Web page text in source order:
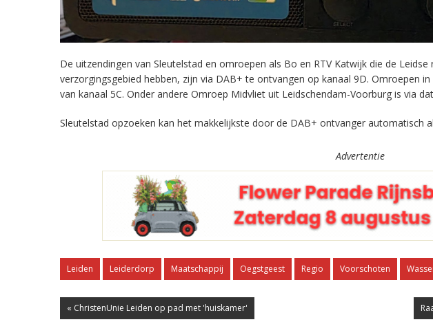
De uitzendingen van Sleutelstad en omroepen als Bo en RTV Katwijk die de
verzorgingsgebied hebben, zijn via DAB+ te ontvangen op kanaal 9D. Omroepen
van kanaal 5C. Onder andere Omroep Midvliet uit Leidschendam-Voorburg is via
Sleutelstad opzoeken kan het makkelijkste door de DAB+ ontvanger automatisch
Advertentie
Leiden Leiderdorp Maatschappij Oegstgeest Regio Voorschoten
« ChristenUnie Leiden op pad met 'huiskamer'